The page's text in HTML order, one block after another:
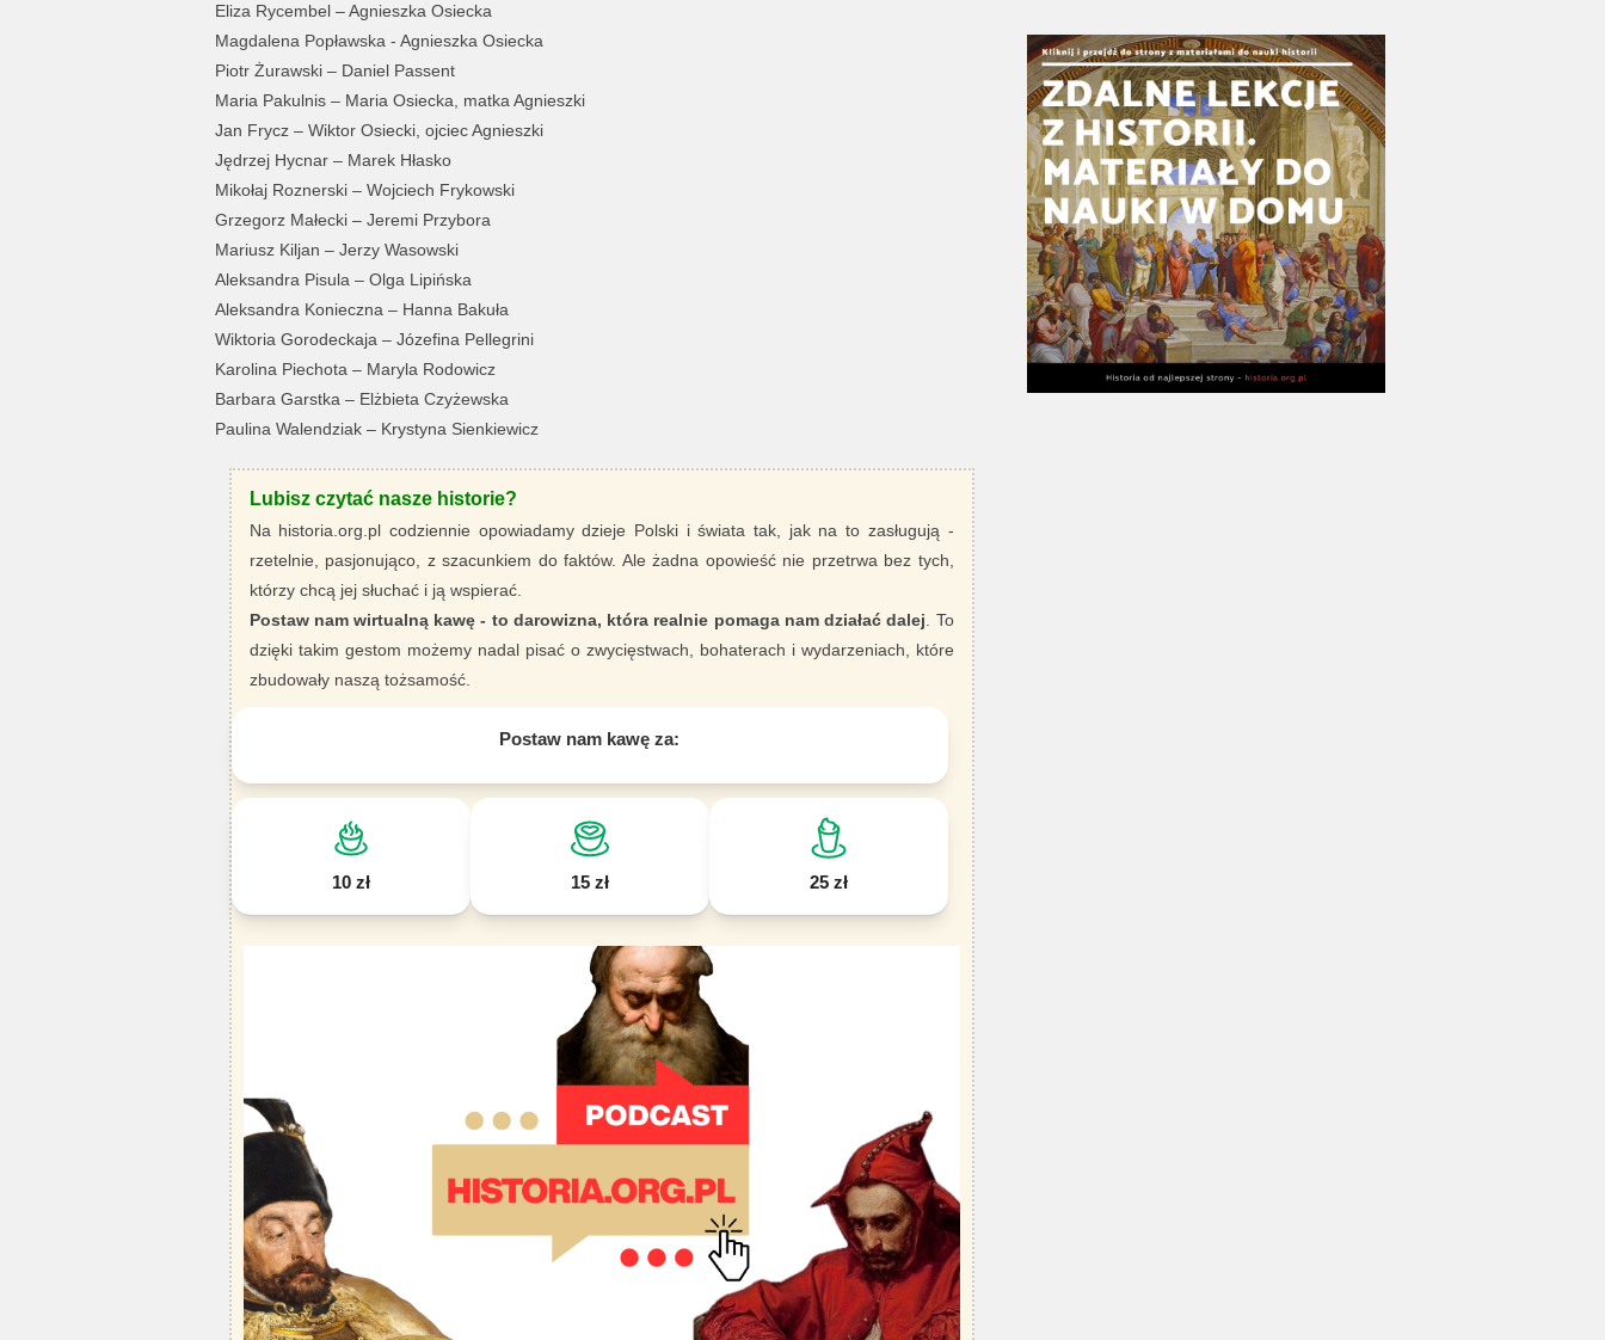
Eliza Rycembel – Agnieszka Osiecka
Magdalena Popławska - Agnieszka Osiecka
Piotr Żurawski – Daniel Passent
Maria Pakulnis – Maria Osiecka, matka Agnieszki
Jan Frycz – Wiktor Osiecki, ojciec Agnieszki
Jędrzej Hycnar – Marek Hłasko
Mikołaj Roznerski – Wojciech Frykowski
Grzegorz Małecki – Jeremi Przybora
Mariusz Kiljan – Jerzy Wasowski
Aleksandra Pisula – Olga Lipińska
Aleksandra Konieczna – Hanna Bakuła
Wiktoria Gorodeckaja – Józefina Pellegrini
Karolina Piechota – Maryla Rodowicz
Barbara Garstka – Elżbieta Czyżewska
Paulina Walendziak – Krystyna Sienkiewicz
Lubisz czytać nasze historie?
Na historia.org.pl codziennie opowiadamy dzieje Polski i świata tak, jak na to zasługują -
rzetelnie, pasjonująco, z szacunkiem do faktów. Ale żadna opowieść nie przetrwa bez tych,
którzy chcą jej słuchać i ją wspierać.
Postaw nam wirtualną kawę - to darowizna, która realnie pomaga nam działać dalej . To
dzięki takim gestom możemy nadal pisać o zwycięstwach, bohaterach i wydarzeniach, które
zbudowały naszą tożsamość.
Postaw nam kawę za:
10 zł 15 zł 25 zł